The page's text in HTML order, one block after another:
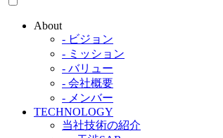
About
- ビジョン
- ミッション
- バリュー
- 会社概要
- メンバー
TECHNOLOGY
当社技術の紹介​